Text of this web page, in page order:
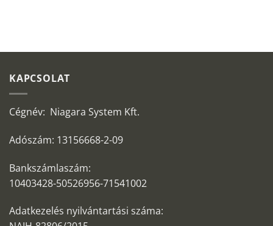
KAPCSOLAT
Cégnév: Niagara System Kft.
Adószám: 13156668-2-09
Bankszámlaszám:
10403428-50526956-71541002
Adatkezelés nyilvántartási száma: